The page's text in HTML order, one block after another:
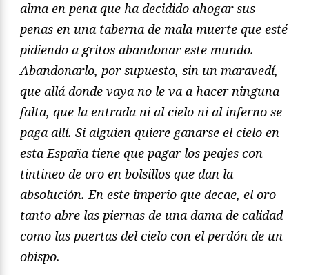
alma en pena que ha decidido ahogar sus
penas en una taberna de mala muerte que esté
pidiendo a gritos abandonar este mundo.
Abandonarlo, por supuesto, sin un maravedí,
que allá donde vaya no le va a hacer ninguna
falta, que la entrada ni al cielo ni al inferno se
paga allí. Si alguien quiere ganarse el cielo en
esta España tiene que pagar los peajes con
tintineo de oro en bolsillos que dan la
absolución. En este imperio que decae, el oro
tanto abre las piernas de una dama de calidad
como las puertas del cielo con el perdón de un
obispo.